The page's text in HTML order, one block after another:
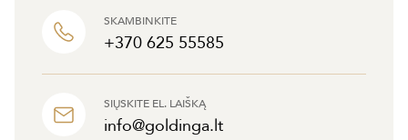
SKAMBINKITE
+370 625 55585
SIŲSKITE EL. LAIŠKĄ
info@goldinga.lt